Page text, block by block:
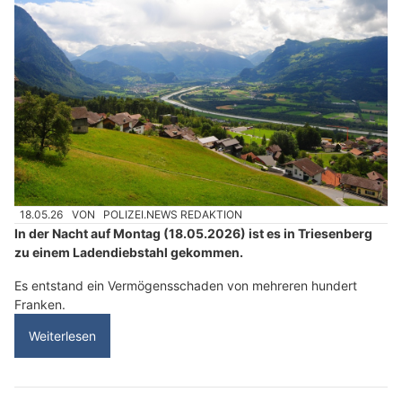
18.05.26 VON POLIZEI.NEWS REDAKTION
In der Nacht auf Montag (18.05.2026) ist es in Triesenberg
zu einem Ladendiebstahl gekommen.
Es entstand ein Vermögensschaden von mehreren hundert
Franken.
Weiterlesen